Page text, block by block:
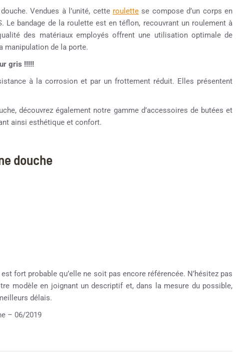
Vendues à l’unité, cette roulette se compose d’un corps en
Le bandage de la roulette est en téflon, recouvrant un roulement à
des matériaux employés offrent une utilisation optimale de
manipulation de la porte.
gris !!!!!
à la corrosion et par un frottement réduit. Elles présentent
découvrez également notre gamme d’accessoires de butées et
ainsi esthétique et confort.
douche
fort probable qu’elle ne soit pas encore référencée. N’hésitez pas
modèle en joignant un descriptif et, dans la mesure du possible,
délais.
– 06/2019